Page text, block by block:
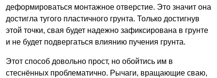
деформироваться монтажное отверстие. Это значит она
достигла тугого пластичного грунта. Только достигнув
этой точки, свая будет надежно зафиксирована в грунте
и не будет подвергаться влиянию пучения грунта.
Этот способ довольно прост, но обойтись им в
стеснённых проблематично. Рычаги, вращающие сваю,